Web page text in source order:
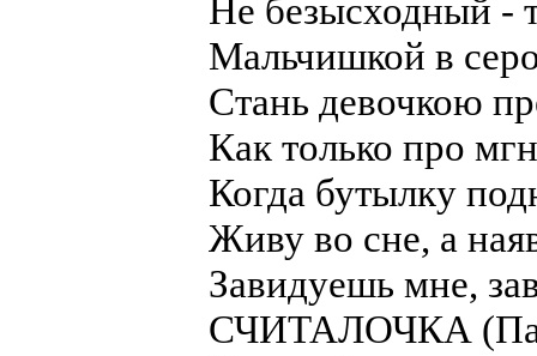
Не безысходный -
Мальчишкой в
Стань девочкою
Как только про
Когда бутылку
Живу во сне, а
Завидуешь мне,
СЧИТАЛОЧКА